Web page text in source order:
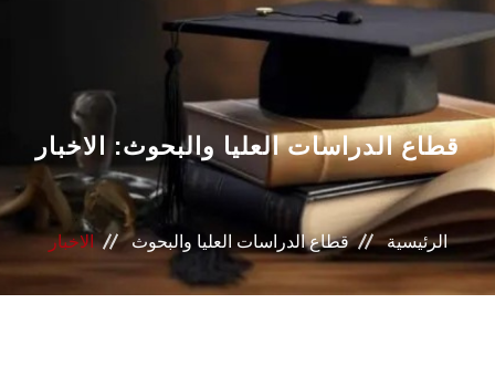
إدارات القطاع
خدمات القطاع
المراكز و الوحدات
قطاع الدراسات العليا والبحوث: الاخبار
الرئيسية قطاع الدراسات العليا والبحوث الاخبار